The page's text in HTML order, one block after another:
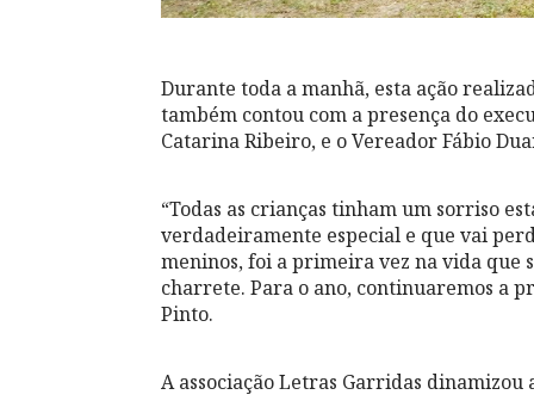
Durante toda a manhã, esta ação
também contou com a presença do
Catarina Ribeiro, e o Vereador Fábio
“Todas as crianças tinham um sorriso
verdadeiramente especial e que vai
meninos, foi a primeira vez na vida que
charrete. Para o ano, continuaremos a
Pinto.
A associação Letras Garridas